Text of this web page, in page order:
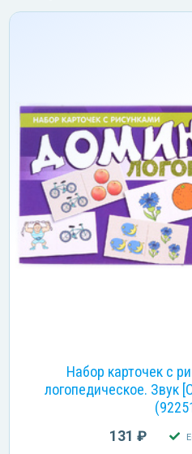
Набор карточек с
логопедическое. Звук
131 ₽